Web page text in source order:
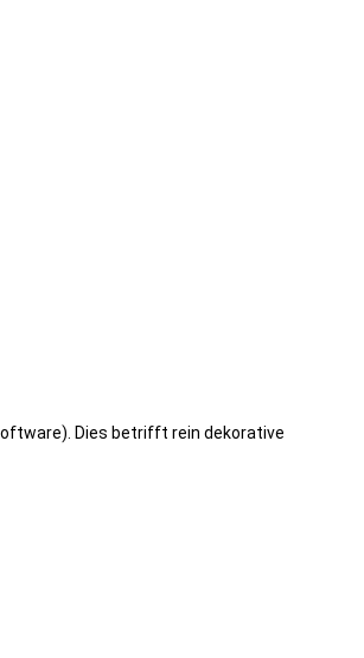
Dies betrifft rein dekorative